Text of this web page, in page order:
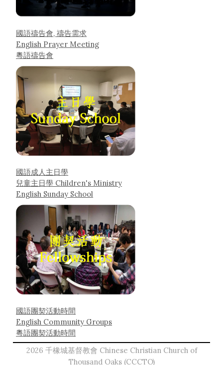
國語禱告會, 禱告需求
English Prayer Meeting
粵語禱告會
國語成人主日學
兒童主日學 Children's Ministry
English Sunday School
國語團契活動時間
English Community Groups
粵語團契活動時間
2026 千橡城基督教會 Chinese Christian Church of
Thousand Oaks (CCCTO)